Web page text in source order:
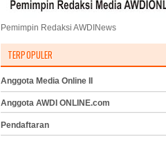
Pemimpin Redaksi AWDINews
TERPOPULER
Anggota Media Online II
Anggota AWDI ONLINE.com
Pendaftaran